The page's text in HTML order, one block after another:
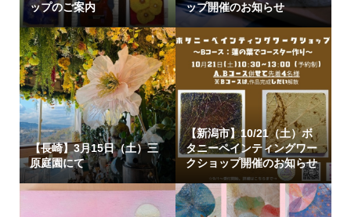
ップのご案内
ップ開催のお知らせ
【長崎】3月15日（土）三
原庭園にて
【新潟市】10/21（土）ボ
タニーペインティングワー
クショップ開催のお知らせ